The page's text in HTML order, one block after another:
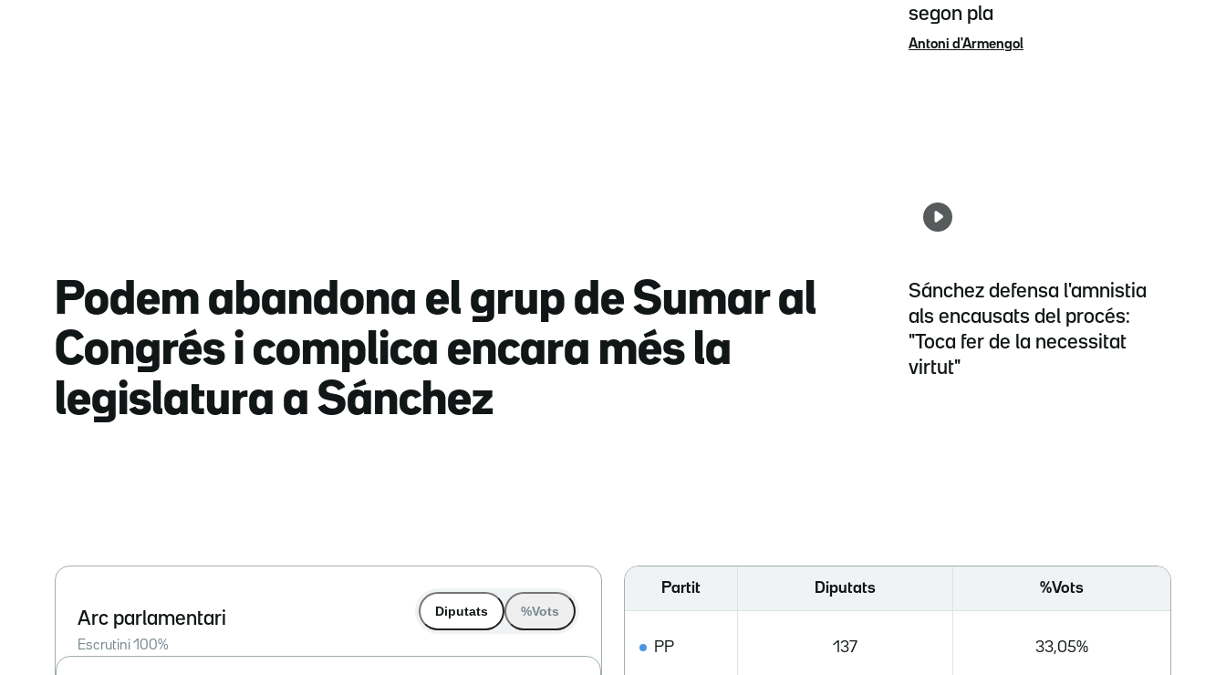
Podem abandona el grup de Sumar al
Congrés i complica encara més la
legislatura a Sánchez
segon pla
Antoni d'Armengol
Sánchez defensa l'amnistia
als encausats del procés:
"Toca fer de la necessitat
virtut"
Arc parlamentari
Escrutini 100%
Diputats %Vots
Partit Diputats %Vots
PP 137 33,05%